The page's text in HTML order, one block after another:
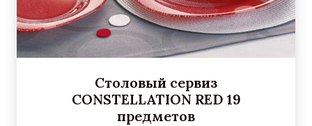
Столовый сервиз
CONSTELLATION RED 19
предметов